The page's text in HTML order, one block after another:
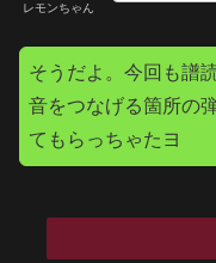
レモンちゃん
そうだよ。今回も譜
音をつなげる箇所の
てもらっちゃたヨ